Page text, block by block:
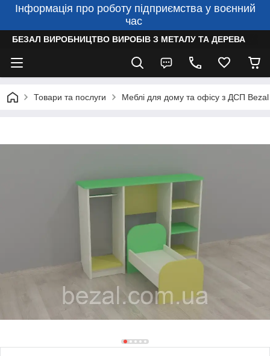
Інформація про роботу підприємства у воєнний
час
БЕЗАЛ ВИРОБНИЦТВО ВИРОБІВ З МЕТАЛУ ТА ДЕРЕВА
Товари та послуги Меблі для дому та офісу з ДСП Bezal